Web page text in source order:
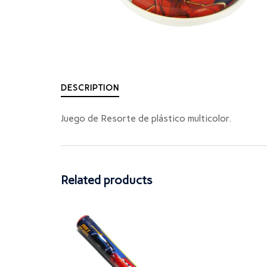
DESCRIPTION
Juego de Resorte de plástico multicolor.
Related products